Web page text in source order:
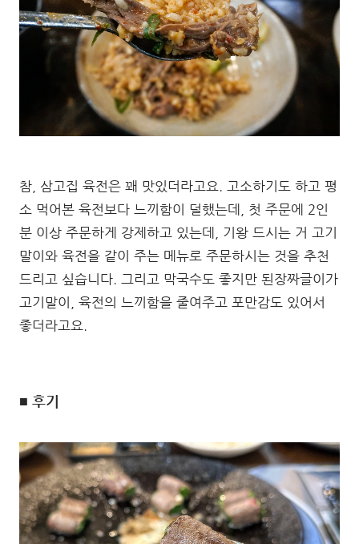
참, 삼고집 육전은 꽤 맛있더라고요. 고소하기도 하고 평
소 먹어본 육전보다 느끼함이 덜했는데, 첫 주문에 2인
분 이상 주문하게 강제하고 있는데, 기왕 드시는 거 고기
말이와 육전을 같이 주는 메뉴로 주문하시는 것을 추천
드리고 싶습니다. 그리고 막국수도 좋지만 된장짜글이가
고기말이, 육전의 느끼함을 줄여주고 포만감도 있어서
좋더라고요.
■ 후기